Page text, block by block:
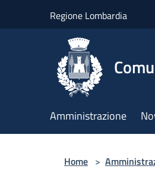
Regione Lombardia
Amministrazione
Home >